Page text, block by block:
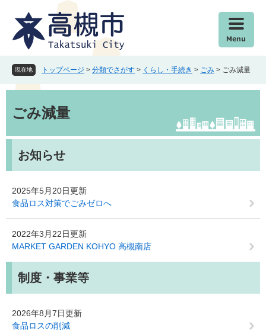
す
し
現在地 トップページ > 分類でさがす > くらし・手続き > ごみ > ごみ減量
ごみ減量
お知らせ
2025年5月20日更新
食品ロス対策でごみゼロへ
2022年3月22日更新
MARKET GARDEN KOHYO 高槻南店
制度・事業等
2026年8月7日更新
食品ロスの削減